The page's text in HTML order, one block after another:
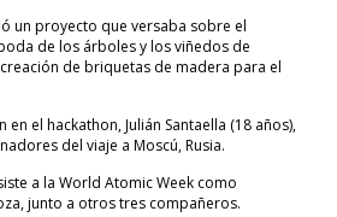
un proyecto que versaba sobre el
de los árboles y los viñedos de
de briquetas de madera para el
el hackathon, Julián Santaella (18 años),
del viaje a Moscú, Rusia.
a la World Atomic Week como
junto a otros tres compañeros.